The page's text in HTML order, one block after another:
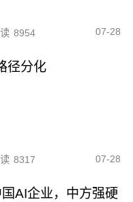
8954 07-28
径分化
8317 07-28
AI企业，中方强硬